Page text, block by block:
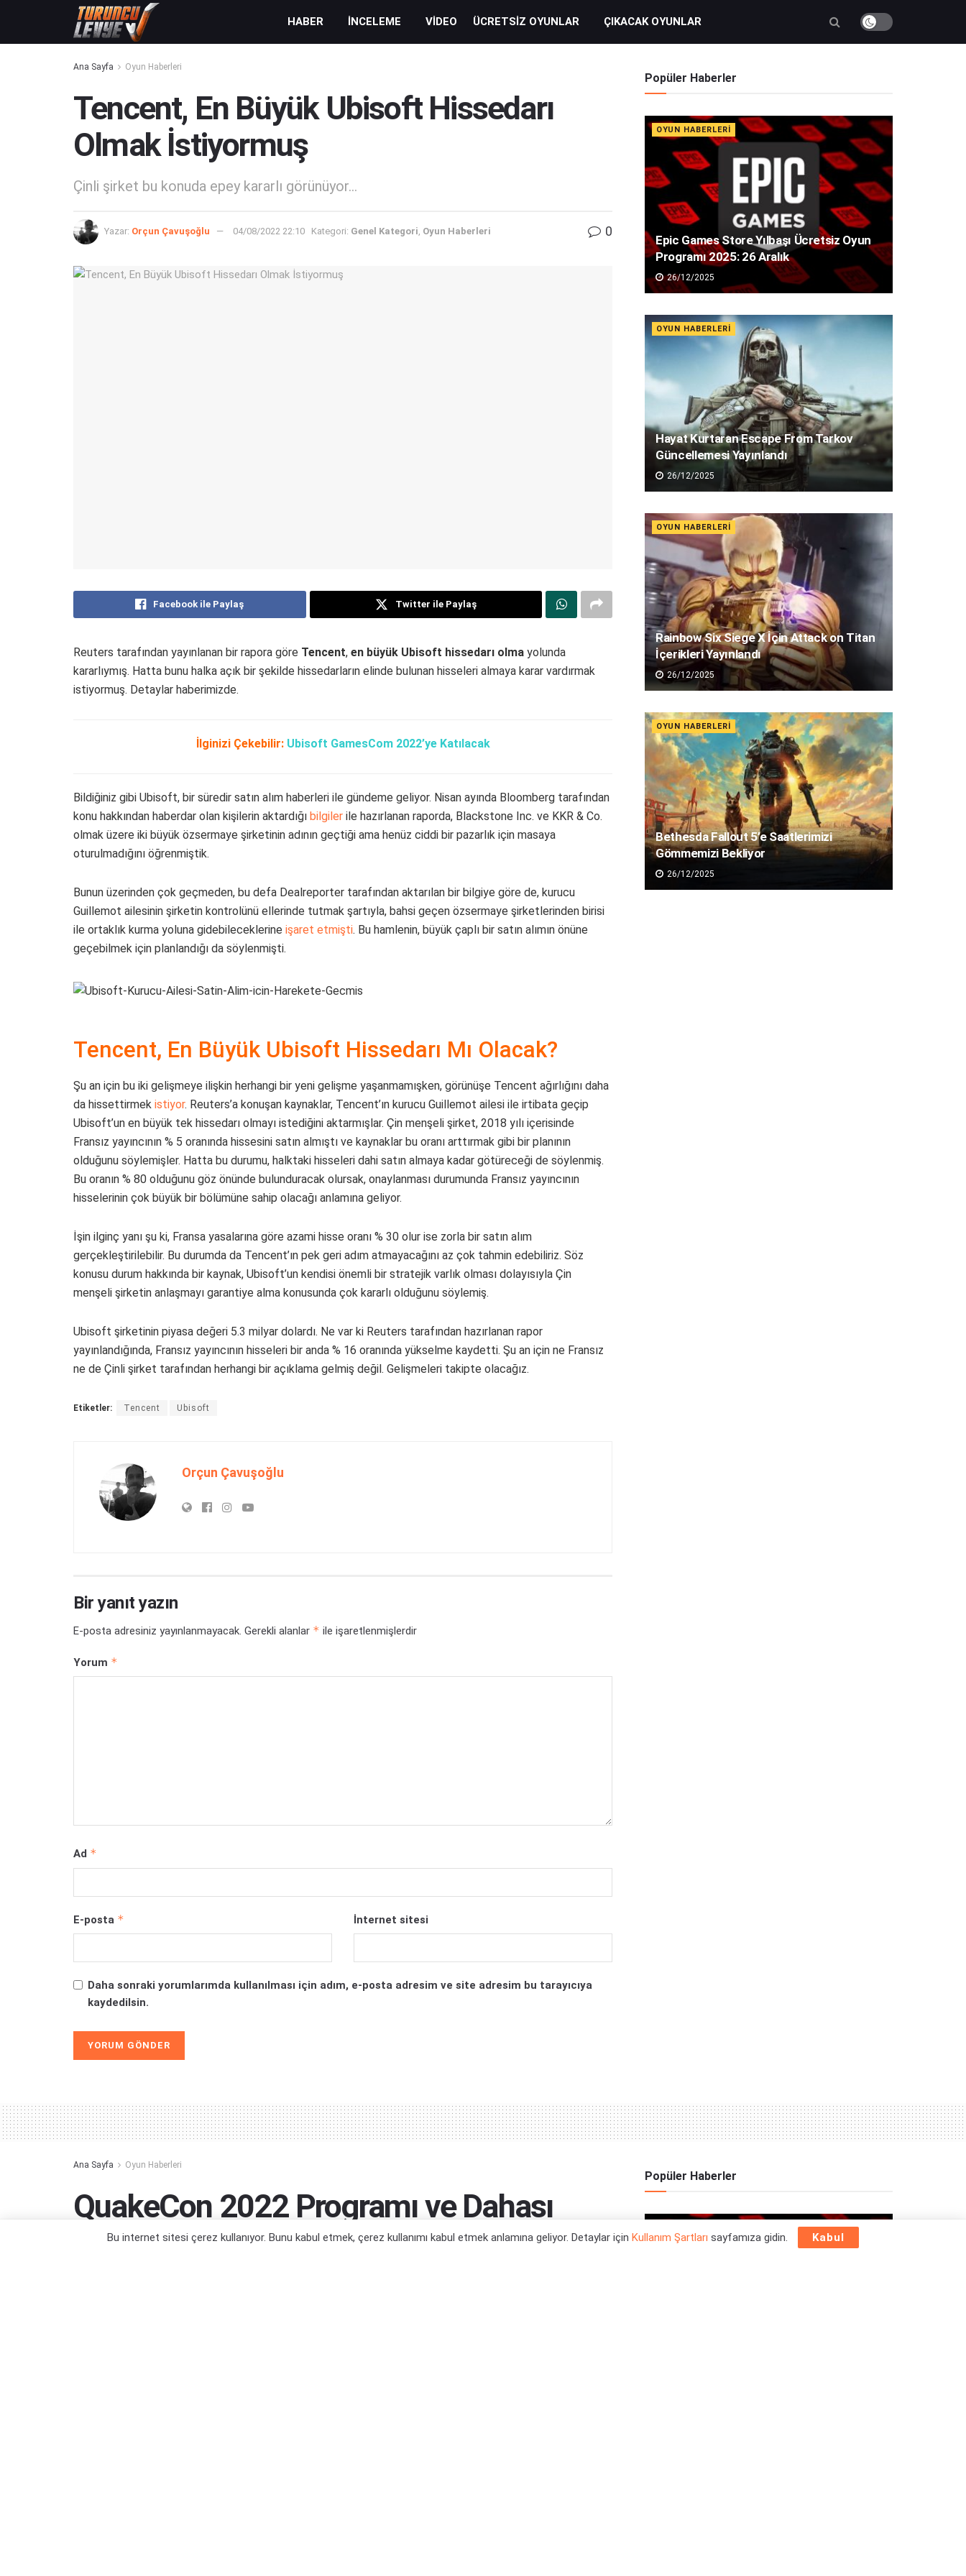
HABER İNCELEME VIDEO ÜCRETSIZ OYUNLAR ÇIKACAK OYUNLAR
Ana Sayfa Oyun Haberleri
Tencent, En Büyük Ubisoft Hissedarı
Olmak İstiyormuş
Çinli şirket bu konuda epey kararlı görünüyor...
Yazar: Orçun Çavuşoğlu 04/08/2022 22:10 Kategori: Genel Kategori Oyun Haberleri 0
Facebook ile Paylaş Twitter ile Paylaş
Reuters tarafından yayınlanan bir rapora göre Tencent, en büyük Ubisoft hissedarı olma yolunda
kararlıymış. Hatta bunu halka açık bir şekilde hissedarların elinde bulunan hisseleri almaya karar vardırmak
istiyormuş. Detaylar haberimizde.
İlginizi Çekebilir: Ubisoft GamesCom 2022’ye Katılacak
Bildiğiniz gibi Ubisoft, bir süredir satın alım haberleri ile gündeme geliyor. Nisan ayında Bloomberg tarafından
konu hakkından haberdar olan kişilerin aktardığı bilgiler ile hazırlanan raporda, Blackstone Inc. ve KKR & Co.
olmak üzere iki büyük özsermaye şirketinin adının geçtiği ama henüz ciddi bir pazarlık için masaya
oturulmadığını öğrenmiştik.
Bunun üzerinden çok geçmeden, bu defa Dealreporter tarafından aktarılan bir bilgiye göre de, kurucu
Guillemot ailesinin şirketin kontrolünü ellerinde tutmak şartıyla, bahsi geçen özsermaye şirketlerinden birisi
ile ortaklık kurma yoluna gidebileceklerine işaret etmişti. Bu hamlenin, büyük çaplı bir satın alımın önüne
geçebilmek için planlandığı da söylenmişti.
Tencent, En Büyük Ubisoft Hissedarı Mı Olacak?
Şu an için bu iki gelişmeye ilişkin herhangi bir yeni gelişme yaşanmamışken, görünüşe Tencent ağırlığını daha
da hissettirmek istiyor. Reuters’a konuşan kaynaklar, Tencent’ın kurucu Guillemot ailesi ile irtibata geçip
Ubisoft’un en büyük tek hissedarı olmayı istediğini aktarmışlar. Çin menşeli şirket, 2018 yılı içerisinde
Fransız yayıncının % 5 oranında hissesini satın almıştı ve kaynaklar bu oranı arttırmak gibi bir planının
olduğunu söylemişler. Hatta bu durumu, halktaki hisseleri dahi satın almaya kadar götüreceği de söylenmiş.
Bu oranın % 80 olduğunu göz önünde bulunduracak olursak, onaylanması durumunda Fransız yayıncının
hisselerinin çok büyük bir bölümüne sahip olacağı anlamına geliyor.
İşin ilginç yanı şu ki, Fransa yasalarına göre azami hisse oranı % 30 olur ise zorla bir satın alım
gerçekleştirilebilir. Bu durumda da Tencent’ın pek geri adım atmayacağını az çok tahmin edebiliriz. Söz
konusu durum hakkında bir kaynak, Ubisoft’un kendisi önemli bir stratejik varlık olması dolayısıyla Çin
menşeli şirketin anlaşmayı garantiye alma konusunda çok kararlı olduğunu söylemiş.
Ubisoft şirketinin piyasa değeri 5.3 milyar dolardı. Ne var ki Reuters tarafından hazırlanan rapor
yayınlandığında, Fransız yayıncının hisseleri bir anda % 16 oranında yükselme kaydetti. Şu an için ne Fransız
ne de Çinli şirket tarafından herhangi bir açıklama gelmiş değil. Gelişmeleri takipte olacağız.
Etiketler: Tencent Ubisoft
Orçun Çavuşoğlu
Bir yanıt yazın
E-posta adresiniz yayınlanmayacak. Gerekli alanlar * ile işaretlenmişlerdir
Yorum *
Ad *
E-posta * İnternet sitesi
Daha sonraki yorumlarımda kullanılması için adım, e-posta adresim ve site adresim bu tarayıcıya
kaydedilsin.
Popüler Haberler
OYUN HABERLERI
Epic Games Store Yılbaşı Ücretsiz Oyun
Programı 2025: 26 Aralık
26/12/2025
OYUN HABERLERI
Hayat Kurtaran Escape From Tarkov
Güncellemesi Yayınlandı
26/12/2025
OYUN HABERLERI
Rainbow Six Siege X İçin Attack on Titan
İçerikleri Yayınlandı
26/12/2025
OYUN HABERLERI
Bethesda Fallout 5’e Saatlerimizi
Gömmemizi Bekliyor
26/12/2025
Ana Sayfa Oyun Haberleri
QuakeCon 2022 Programı ve Dahası
Açıklandı
Popüler Haberler
Bu internet sitesi çerez kullanıyor. Bunu kabul etmek, çerez kullanımı kabul etmek anlamına geliyor. Detaylar için Kullanım Şartları sayfamıza gidin. Kabul